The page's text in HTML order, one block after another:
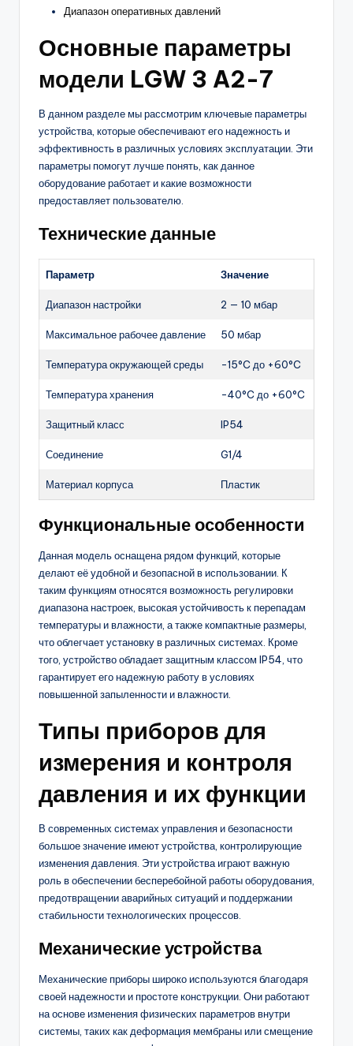
Диапазон оперативных давлений
Основные параметры
модели LGW 3 A2-7
В данном разделе мы рассмотрим ключевые параметры
устройства, которые обеспечивают его надежность и
эффективность в различных условиях эксплуатации. Эти
параметры помогут лучше понять, как данное
оборудование работает и какие возможности
предоставляет пользователю.
Технические данные
Параметр Значение
Диапазон настройки 2 — 10 мбар
Максимальное рабочее давление 50 мбар
Температура окружающей среды -15°C до +60°C
Температура хранения -40°C до +60°C
Защитный класс IP54
Соединение G1/4
Материал корпуса Пластик
Функциональные особенности
Данная модель оснащена рядом функций, которые
делают её удобной и безопасной в использовании. К
таким функциям относятся возможность регулировки
диапазона настроек, высокая устойчивость к перепадам
температуры и влажности, а также компактные размеры,
что облегчает установку в различных системах. Кроме
того, устройство обладает защитным классом IP54, что
гарантирует его надежную работу в условиях
повышенной запыленности и влажности.
Типы приборов для
измерения и контроля
давления и их функции
В современных системах управления и безопасности
большое значение имеют устройства, контролирующие
изменения давления. Эти устройства играют важную
роль в обеспечении бесперебойной работы оборудования,
предотвращении аварийных ситуаций и поддержании
стабильности технологических процессов.
Механические устройства
Механические приборы широко используются благодаря
своей надежности и простоте конструкции. Они работают
на основе изменения физических параметров внутри
системы, таких как деформация мембраны или смещение